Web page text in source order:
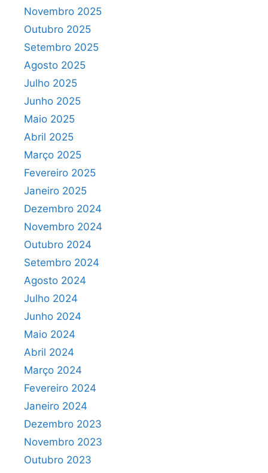
Novembro 2025
Outubro 2025
Setembro 2025
Agosto 2025
Julho 2025
Junho 2025
Maio 2025
Abril 2025
Março 2025
Fevereiro 2025
Janeiro 2025
Dezembro 2024
Novembro 2024
Outubro 2024
Setembro 2024
Agosto 2024
Julho 2024
Junho 2024
Maio 2024
Abril 2024
Março 2024
Fevereiro 2024
Janeiro 2024
Dezembro 2023
Novembro 2023
Outubro 2023